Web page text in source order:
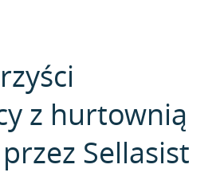
z hurtownią
Sellasist